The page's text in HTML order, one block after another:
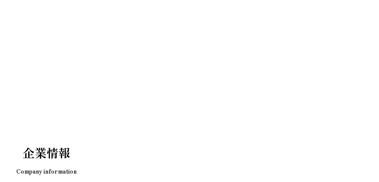
企業情報
Company information